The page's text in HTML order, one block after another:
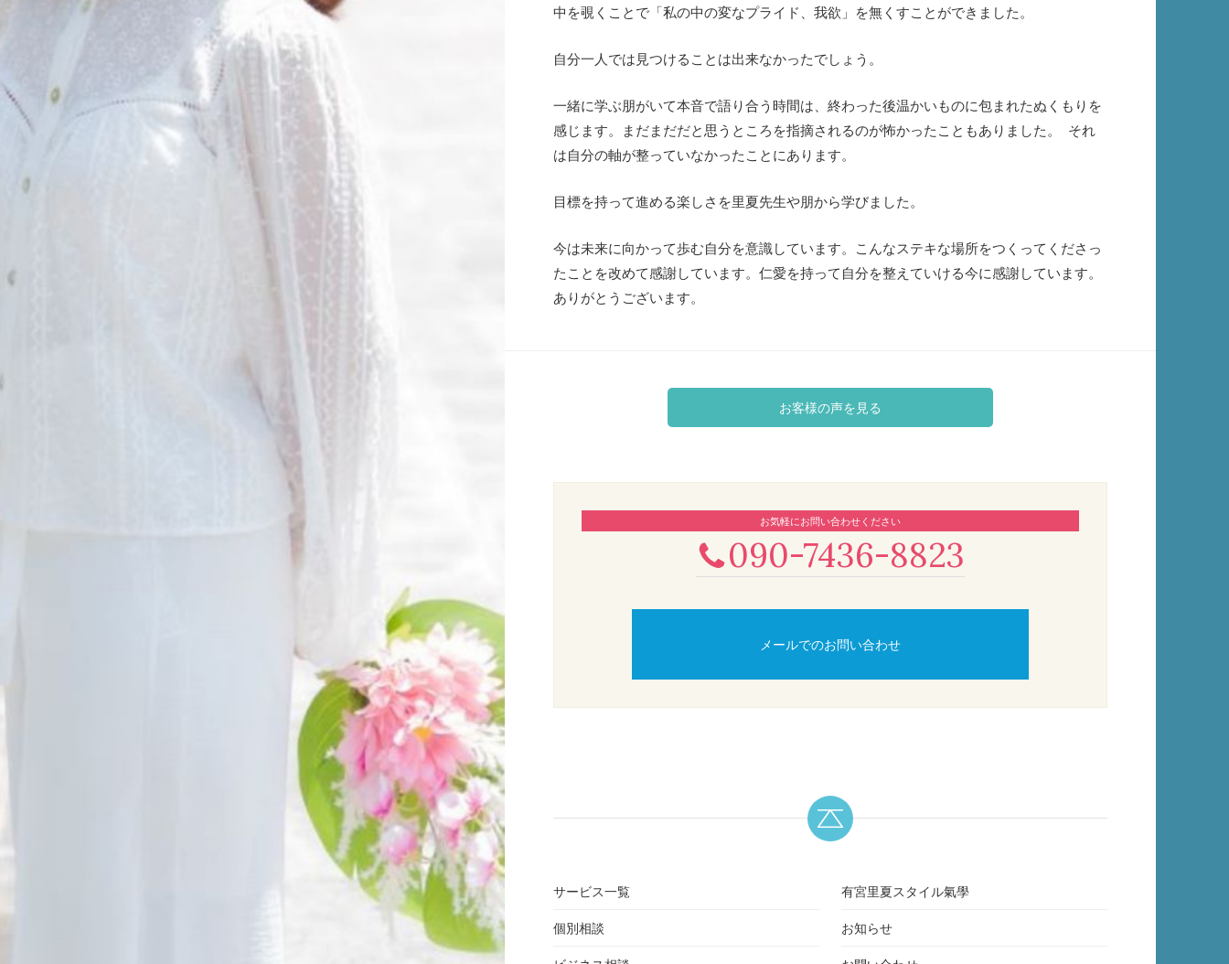
中を覗くことで「私の中の変なプライド、我欲」を無くすことができました。
自分一人では見つけることは出来なかったでしょう。
一緒に学ぶ朋がいて本音で語り合う時間は、終わった後温かいものに包まれたぬくもりを
感じます。まだまだだと思うところを指摘されるのが怖かったこともありました。
それ
は自分の軸が整っていなかったことにあります。
目標を持って進める楽しさを里夏先生や朋から学びました。
今は未来に向かって歩む自分を意識しています。こんなステキな場所をつくってくださっ
たことを改めて感謝しています。仁愛を持って自分を整えていける今に感謝しています。
ありがとうございます。
お客様の声を見る
お気軽にお問い合わせください
090-7436-8823
メールでのお問い合わせ
サービス一覧
個別相談
有宮里夏スタイル氣學
お知らせ